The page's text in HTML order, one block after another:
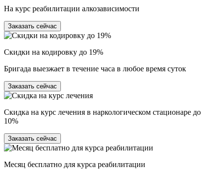
На курс реабилитации алкозависимости
Заказать сейчас
Скидки на кодировку до 19%
Бригада выезжает в течение часа в любое время суток
Заказать сейчас
Скидка на курс лечения в наркологическом стационаре до
10%
Заказать сейчас
Месяц бесплатно для курса реабилитации